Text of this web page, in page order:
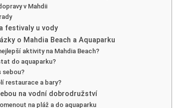
v Mahdii
festivaly u vody
o Mahdia Beach a Aquaparku
aktivity na Mahdia Beach?
do aquaparku?
sebou?
restaurace a bary?
na vodní dobrodružství
na pláž a do aquaparku